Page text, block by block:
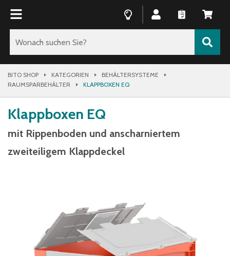
BITO SHOP KATEGORIEN
BEHÄLTERSYSTEME
RAUMSPARBEHÄLTER
KLAPPBOXEN EQ
Klappboxen EQ
mit Rippenboden und anscharniertem
zweiteiligem Klappdeckel